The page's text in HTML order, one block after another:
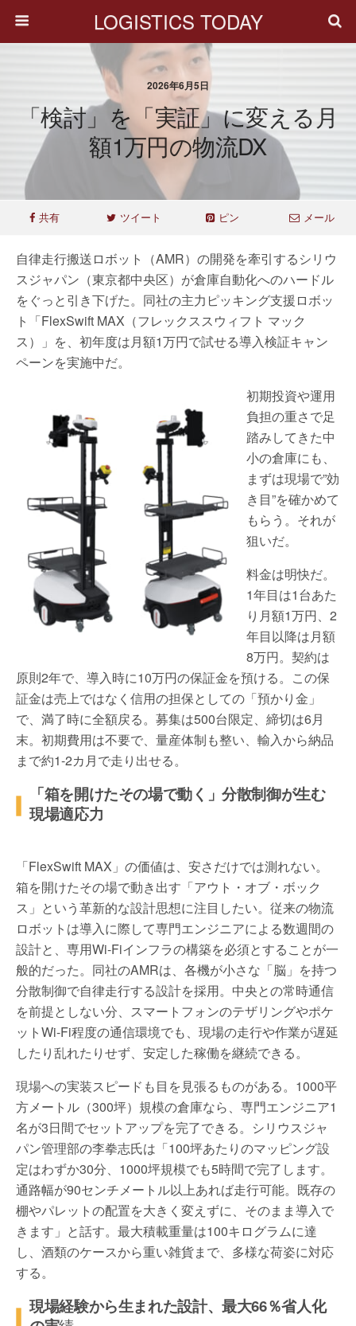
LOGISTICS TODAY
2026年6月5日
「検討」を「実証」に変える月
額1万円の物流DX
共有 ツイート ピン メール
自律走行搬送ロボット（AMR）の開発を牽引するシリウ
スジャパン（東京都中央区）が倉庫自動化へのハードル
をぐっと引き下げた。同社の主力ピッキング支援ロボッ
ト「FlexSwift MAX（フレックススウィフト マック
ス）」を、初年度は月額1万円で試せる導入検証キャン
ペーンを実施中だ。
初期投資や運用
負担の重さで足
踏みしてきた中
小の倉庫にも、
まずは現場で”効
き目”を確かめて
もらう。それが
狙いだ。
料金は明快だ。
1年目は1台あた
り月額1万円、2
年目以降は月額
8万円。契約は
原則2年で、導入時に10万円の保証金を預ける。この保
証金は売上ではなく信用の担保としての「預かり金」
で、満了時に全額戻る。募集は500台限定、締切は6月
末。初期費用は不要で、量産体制も整い、輸入から納品
まで約1-2カ月で走り出せる。
「箱を開けたその場で動く」分散制御が生む
現場適応力
「FlexSwift MAX」の価値は、安さだけでは測れない。
箱を開けたその場で動き出す「アウト・オブ・ボック
ス」という革新的な設計思想に注目したい。従来の物流
ロボットは導入に際して専門エンジニアによる数週間の
設計と、専用Wi-Fiインフラの構築を必須とすることが一
般的だった。同社のAMRは、各機が小さな「脳」を持つ
分散制御で自律走行する設計を採用。中央との常時通信
を前提としない分、スマートフォンのテザリングやポケ
ットWi-Fi程度の通信環境でも、現場の走行や作業が遅延
したり乱れたりせず、安定した稼働を継続できる。
現場への実装スピードも目を見張るものがある。1000平
方メートル（300坪）規模の倉庫なら、専門エンジニア1
名が3日間でセットアップを完了できる。シリウスジャ
パン管理部の李拳志氏は「100坪あたりのマッピング設
定はわずか30分、1000坪規模でも5時間で完了します。
通路幅が90センチメートル以上あれば走行可能。既存の
棚やパレットの配置を大きく変えずに、そのまま導入で
きます」と話す。最大積載重量は100キログラムに達
し、酒類のケースから重い雑貨まで、多様な荷姿に対応
する。
現場経験から生まれた設計、最大66％省人化